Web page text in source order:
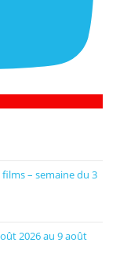
– semaine du 3
2026 au 9 août